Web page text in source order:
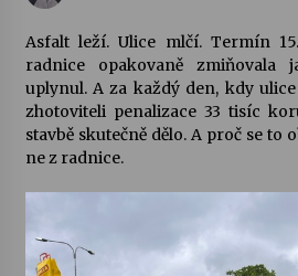
šedesátka: 28. 7.–1. 8.
28. 7. 2026
Letní koncerty ve
23. 7. 2026
Asfalt leží. Ulice mlčí. Termín
radnice opakovaně
uplynul. A za každý den, kdy
zhotoviteli penalizace 33 tisíc
stavbě skutečně dělo. A proč se to
ne z radnice.